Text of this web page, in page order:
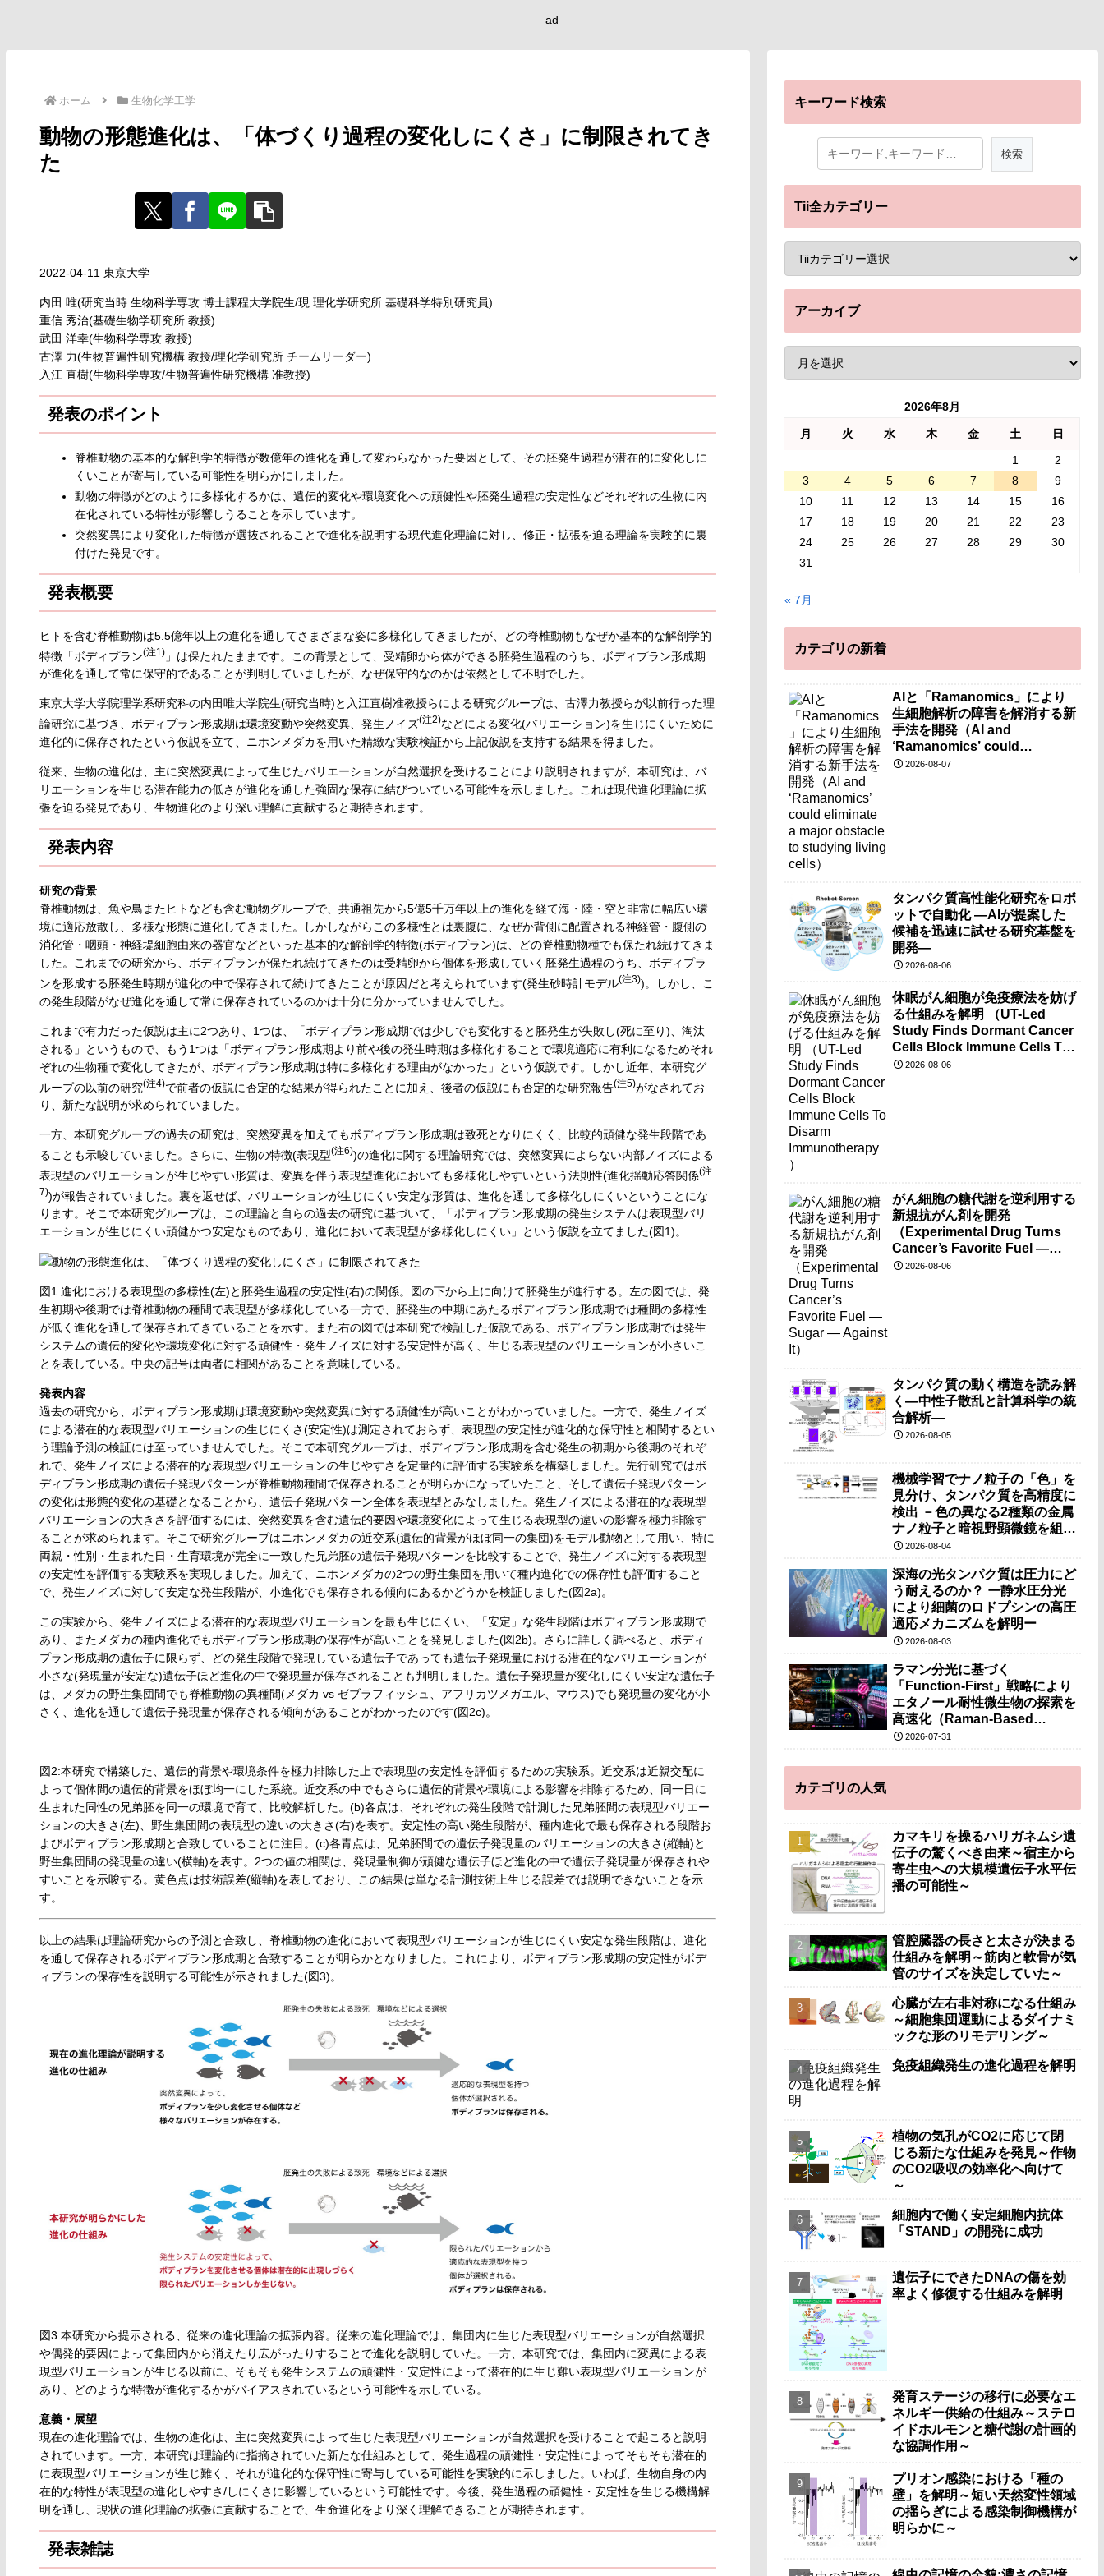
ad
ホーム 生物化学工学
動物の形態進化は、「体づくり過程の変化しにくさ」に制限されてき
た
2022-04-11 東京大学
内田 唯(研究当時:生物科学専攻 博士課程大学院生/現:理化学研究所 基礎科学特別研究員)
重信 秀治(基礎生物学研究所 教授)
武田 洋幸(生物科学専攻 教授)
古澤 力(生物普遍性研究機構 教授/理化学研究所 チームリーダー)
入江 直樹(生物科学専攻/生物普遍性研究機構 准教授)
発表のポイント
脊椎動物の基本的な解剖学的特徴が数億年の進化を通して変わらなかった要因として、その胚発生過程が潜在的に変化しに
くいことが寄与している可能性を明らかにしました。
動物の特徴がどのように多様化するかは、遺伝的変化や環境変化への頑健性や胚発生過程の安定性などそれぞれの生物に内
在化されている特性が影響しうることを示しています。
突然変異により変化した特徴が選抜されることで進化を説明する現代進化理論に対し、修正・拡張を迫る理論を実験的に裏
付けた発見です。
発表概要
ヒトを含む脊椎動物は5.5億年以上の進化を通してさまざまな姿に多様化してきましたが、どの脊椎動物もなぜか基本的な解剖学的
特徴「ボディプラン(注1)」は保たれたままです。この背景として、受精卵から体ができる胚発生過程のうち、ボディプラン形成期
が進化を通して常に保守的であることが判明していましたが、なぜ保守的なのかは依然として不明でした。
東京大学大学院理学系研究科の内田唯大学院生(研究当時)と入江直樹准教授らによる研究グループは、古澤力教授らが以前行った理
論研究に基づき、ボディプラン形成期は環境変動や突然変異、発生ノイズ(注2)などによる変化(バリエーション)を生じにくいために
進化的に保存されたという仮説を立て、ニホンメダカを用いた精緻な実験検証から上記仮説を支持する結果を得ました。
従来、生物の進化は、主に突然変異によって生じたバリエーションが自然選択を受けることにより説明されますが、本研究は、バ
リエーションを生じる潜在能力の低さが進化を通した強固な保存に結びついている可能性を示しました。これは現代進化理論に拡
張を迫る発見であり、生物進化のより深い理解に貢献すると期待されます。
発表内容
研究の背景
脊椎動物は、魚や鳥またヒトなども含む動物グループで、共通祖先から5億5千万年以上の進化を経て海・陸・空と非常に幅広い環
境に適応放散し、多様な形態に進化してきました。しかしながらこの多様性とは裏腹に、なぜか背側に配置される神経管・腹側の
消化管・咽頭・神経堤細胞由来の器官などといった基本的な解剖学的特徴(ボディプラン)は、どの脊椎動物種でも保たれ続けてきま
した。これまでの研究から、ボディプランが保たれ続けてきたのは受精卵から個体を形成していく胚発生過程のうち、ボディプラ
ンを形成する胚発生時期が進化の中で保存されて続けてきたことが原因だと考えられています(発生砂時計モデル(注3))。しかし、こ
の発生段階がなぜ進化を通して常に保存されているのかは十分に分かっていませんでした。
これまで有力だった仮説は主に2つあり、1つは、「ボディプラン形成期では少しでも変化すると胚発生が失敗し(死に至り)、淘汰
される」というもので、もう1つは「ボディプラン形成期より前や後の発生時期は多様化することで環境適応に有利になるためそれ
ぞれの生物種で変化してきたが、ボディプラン形成期は特に多様化する理由がなかった」という仮説です。しかし近年、本研究グ
ループの以前の研究(注4)で前者の仮説に否定的な結果が得られたことに加え、後者の仮説にも否定的な研究報告(注5)がなされてお
り、新たな説明が求められていました。
一方、本研究グループの過去の研究は、突然変異を加えてもボディプラン形成期は致死となりにくく、比較的頑健な発生段階であ
ることも示唆していました。さらに、生物の特徴(表現型(注6))の進化に関する理論研究では、突然変異によらない内部ノイズによる
表現型のバリエーションが生じやすい形質は、変異を伴う表現型進化においても多様化しやすいという法則性(進化揺動応答関係(注
7))が報告されていました。裏を返せば、バリエーションが生じにくい安定な形質は、進化を通して多様化しにくいということにな
ります。そこで本研究グループは、この理論と自らの過去の研究に基づいて、「ボディプラン形成期の発生システムは表現型バリ
エーションが生じにくい頑健かつ安定なものであり、進化において表現型が多様化しにくい」という仮説を立てました(図1)。
図1:進化における表現型の多様性(左)と胚発生過程の安定性(右)の関係。図の下から上に向けて胚発生が進行する。左の図では、発
生初期や後期では脊椎動物の種間で表現型が多様化している一方で、胚発生の中期にあたるボディプラン形成期では種間の多様性
が低く進化を通して保存されてきていることを示す。また右の図では本研究で検証した仮説である、ボディプラン形成期では発生
システムの遺伝的変化や環境変化に対する頑健性・発生ノイズに対する安定性が高く、生じる表現型のバリエーションが小さいこ
とを表している。中央の記号は両者に相関があることを意味している。
発表内容
過去の研究から、ボディプラン形成期は環境変動や突然変異に対する頑健性が高いことがわかっていました。一方で、発生ノイズ
による潜在的な表現型バリエーションの生じにくさ(安定性)は測定されておらず、表現型の安定性が進化的な保守性と相関するとい
う理論予測の検証には至っていませんでした。そこで本研究グループは、ボディプラン形成期を含む発生の初期から後期のそれぞ
れで、発生ノイズによる潜在的な表現型バリエーションの生じやすさを定量的に評価する実験系を構築しました。先行研究ではボ
ディプラン形成期の遺伝子発現パターンが脊椎動物種間で保存されることが明らかになっていたこと、そして遺伝子発現パターン
の変化は形態的変化の基礎となることから、遺伝子発現パターン全体を表現型とみなしました。発生ノイズによる潜在的な表現型
バリエーションの大きさを評価するには、突然変異を含む遺伝的要因や環境変化によって生じる表現型の違いの影響を極力排除す
ることが求められます。そこで研究グループはニホンメダカの近交系(遺伝的背景がほぼ同一の集団)をモデル動物として用い、特に
両親・性別・生まれた日・生育環境が完全に一致した兄弟胚の遺伝子発現パターンを比較することで、発生ノイズに対する表現型
の安定性を評価する実験系を実現しました。加えて、ニホンメダカの2つの野生集団を用いて種内進化での保存性も評価すること
で、発生ノイズに対して安定な発生段階が、小進化でも保存される傾向にあるかどうかを検証しました(図2a)。
この実験から、発生ノイズによる潜在的な表現型バリエーションを最も生じにくい、「安定」な発生段階はボディプラン形成期で
あり、またメダカの種内進化でもボディプラン形成期の保存性が高いことを発見しました(図2b)。さらに詳しく調べると、ボディ
プラン形成期の遺伝子に限らず、どの発生段階で発現している遺伝子であっても遺伝子発現量における潜在的なバリエーションが
小さな(発現量が安定な)遺伝子ほど進化の中で発現量が保存されることも判明しました。遺伝子発現量が変化しにくい安定な遺伝子
は、メダカの野生集団間でも脊椎動物の異種間(メダカ vs ゼブラフィッシュ、アフリカツメガエル、マウス)でも発現量の変化が小
さく、進化を通して遺伝子発現量が保存される傾向があることがわかったのです(図2c)。
図2:本研究で構築した、遺伝的背景や環境条件を極力排除した上で表現型の安定性を評価するための実験系。近交系は近親交配に
よって個体間の遺伝的背景をほぼ均一にした系統。近交系の中でもさらに遺伝的背景や環境による影響を排除するため、同一日に
生まれた同性の兄弟胚を同一の環境で育て、比較解析した。(b)各点は、それぞれの発生段階で計測した兄弟胚間の表現型バリエー
ションの大きさ(左)、野生集団間の表現型の違いの大きさ(右)を表す。安定性の高い発生段階が、種内進化で最も保存される段階お
よびボディプラン形成期と合致していることに注目。(c)各青点は、兄弟胚間での遺伝子発現量のバリエーションの大きさ(縦軸)と
野生集団間の発現量の違い(横軸)を表す。2つの値の相関は、発現量制御が頑健な遺伝子ほど進化の中で遺伝子発現量が保存されや
すいことを示唆する。黄色点は技術誤差(縦軸)を表しており、この結果は単なる計測技術上生じる誤差では説明できないことを示
す。
以上の結果は理論研究からの予測と合致し、脊椎動物の進化において表現型バリエーションが生じにくい安定な発生段階は、進化
を通して保存されるボディプラン形成期と合致することが明らかとなりました。これにより、ボディプラン形成期の安定性がボデ
ィプランの保存性を説明する可能性が示されました(図3)。
図3:本研究から提示される、従来の進化理論の拡張内容。従来の進化理論では、集団内に生じた表現型バリエーションが自然選択
や偶発的要因によって集団内から消えたり広がったりすることで進化を説明していた。一方、本研究では、集団内に変異による表
現型バリエーションが生じる以前に、そもそも発生システムの頑健性・安定性によって潜在的に生じ難い表現型バリエーションが
あり、どのような特徴が進化するかがバイアスされているという可能性を示している。
意義・展望
現在の進化理論では、生物の進化は、主に突然変異によって生じた表現型バリエーションが自然選択を受けることで起こると説明
されています。一方、本研究は理論的に指摘されていた新たな仕組みとして、発生過程の頑健性・安定性によってそもそも潜在的
に表現型バリエーションが生じ難く、それが進化的な保守性に寄与している可能性を実験的に示しました。いわば、生物自身の内
在的な特性が表現型の進化しやすさ/しにくさに影響しているという可能性です。今後、発生過程の頑健性・安定性を生じる機構解
明を通し、現状の進化理論の拡張に貢献することで、生命進化をより深く理解できることが期待されます。
発表雑誌
キーワード検索
Tii全カテゴリー
アーカイブ
2026年8月
月 火 水 木 金 土
日
1
2
3
4 5 6 7 8
9
10
11 12 13 14 15
16
17
18 19 20 21 22
23
24
25 26 27 28 29
30
31
« 7月
カテゴリの新着
AIと「Ramanomics」により
生細胞解析の障害を解消する新
手法を開発（AI and
‘Ramanomics’ could
eliminate a major obstacle to
2026-08-07
タンパク質高性能化研究をロボ
ットで自動化 ―AIが提案した
候補を迅速に試せる研究基盤を
開発―
2026-08-06
休眠がん細胞が免疫療法を妨げ
る仕組みを解明 （UT-Led
Study Finds Dormant Cancer
Cells Block Immune Cells To
Disarm Immunotherapy）
2026-08-06
がん細胞の糖代謝を逆利用する
新規抗がん剤を開発
（Experimental Drug Turns
Cancer’s Favorite Fuel —
Sugar — Against It）
2026-08-06
タンパク質の動く構造を読み解
く―中性子散乱と計算科学の統
合解析―
2026-08-05
機械学習でナノ粒子の「色」を
見分け、タンパク質を高精度に
検出 －色の異なる2種類の金属
ナノ粒子と暗視野顕微鏡を組み
合わせ、従来法では難しかった
子の検出を実現－
2026-08-04
深海の光タンパク質は圧力にど
う耐えるのか？ ー静水圧分光
により細菌のロドプシンの高圧
適応メカニズムを解明ー
2026-08-03
ラマン分光に基づく
「Function-First」戦略により
エタノール耐性微生物の探索を
高速化（Raman-Based
“Function-First” Strategy
Ethanol-Tolerant Microbes）
2026-07-31
カテゴリの人気
カマキリを操るハリガネムシ遺
伝子の驚くべき由来～宿主から
寄生虫への大規模遺伝子水平伝
播の可能性～
管腔臓器の長さと太さが決まる
仕組みを解明～筋肉と軟骨が気
管のサイズを決定していた～
心臓が左右非対称になる仕組み
～細胞集団運動によるダイナミ
ックな形のリモデリング～
免疫組織発生の進化過程を解明
植物の気孔がCO2に応じて閉
じる新たな仕組みを発見～作物
のCO2吸収の効率化へ向けて
～
細胞内で働く安定細胞内抗体
「STAND」の開発に成功
遺伝子にできたDNAの傷を効
率よく修復する仕組みを解明
発育ステージの移行に必要なエ
ネルギー供給の仕組み～ステロ
イドホルモンと糖代謝の計画的
な協調作用～
プリオン感染における「種の
壁」を解明～短い天然変性領域
の揺らぎによる感染制御機構が
明らかに～